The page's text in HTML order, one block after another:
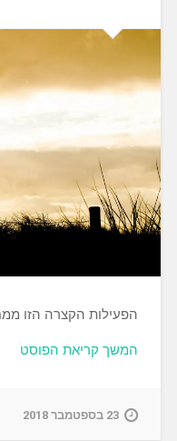
הפעילות הקצרה הזו
המשך קריאת הפוסט"יד
23 בספטמבר 2018